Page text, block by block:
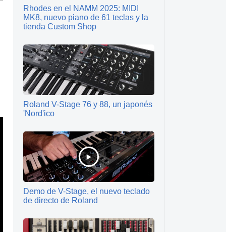
Rhodes en el NAMM 2025: MIDI
MK8, nuevo piano de 61 teclas y la
tienda Custom Shop
Roland V-Stage 76 y 88, un japonés
'Nord'ico
Demo de V-Stage, el nuevo teclado
de directo de Roland